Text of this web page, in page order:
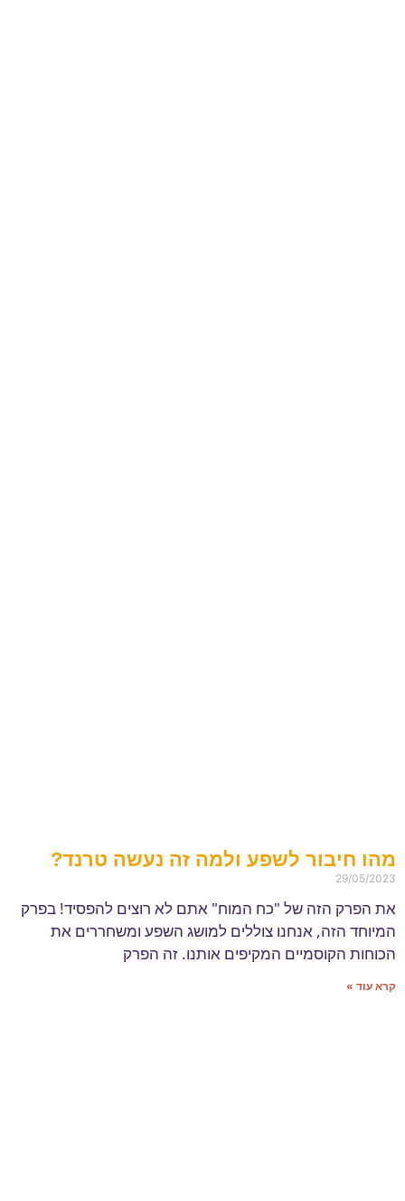
מהו חיבור לשפע ולמה זה נעשה טרנד?
29/05/2023
את הפרק הזה של "כח המוח" אתם לא רוצים להפסיד! בפרק
המיוחד הזה, אנחנו צוללים למושג השפע ומשחררים את
הכוחות הקוסמיים המקיפים אותנו. זה הפרק
קרא עוד »